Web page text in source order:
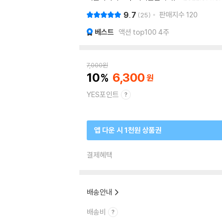
9.7 25 판매지수 120
베스트 액션 top100 4주
7,000원
10 6,300
YES포인트
앱 다운 시 1천원 상품권
결제혜택
배송안내
배송비